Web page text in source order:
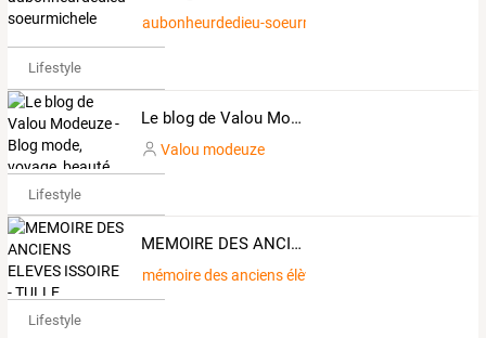
aubonheurdedieu-soeurmichele
Lifestyle
Le blog de Valou Modeuze - Blog mode, voyage, beauté, lifestyle
Valou modeuze
Lifestyle
MEMOIRE DES ANCIENS ELEVES ISSOIRE - TULLE
mémoire des anciens élèves Issoire-Tulle
Lifestyle